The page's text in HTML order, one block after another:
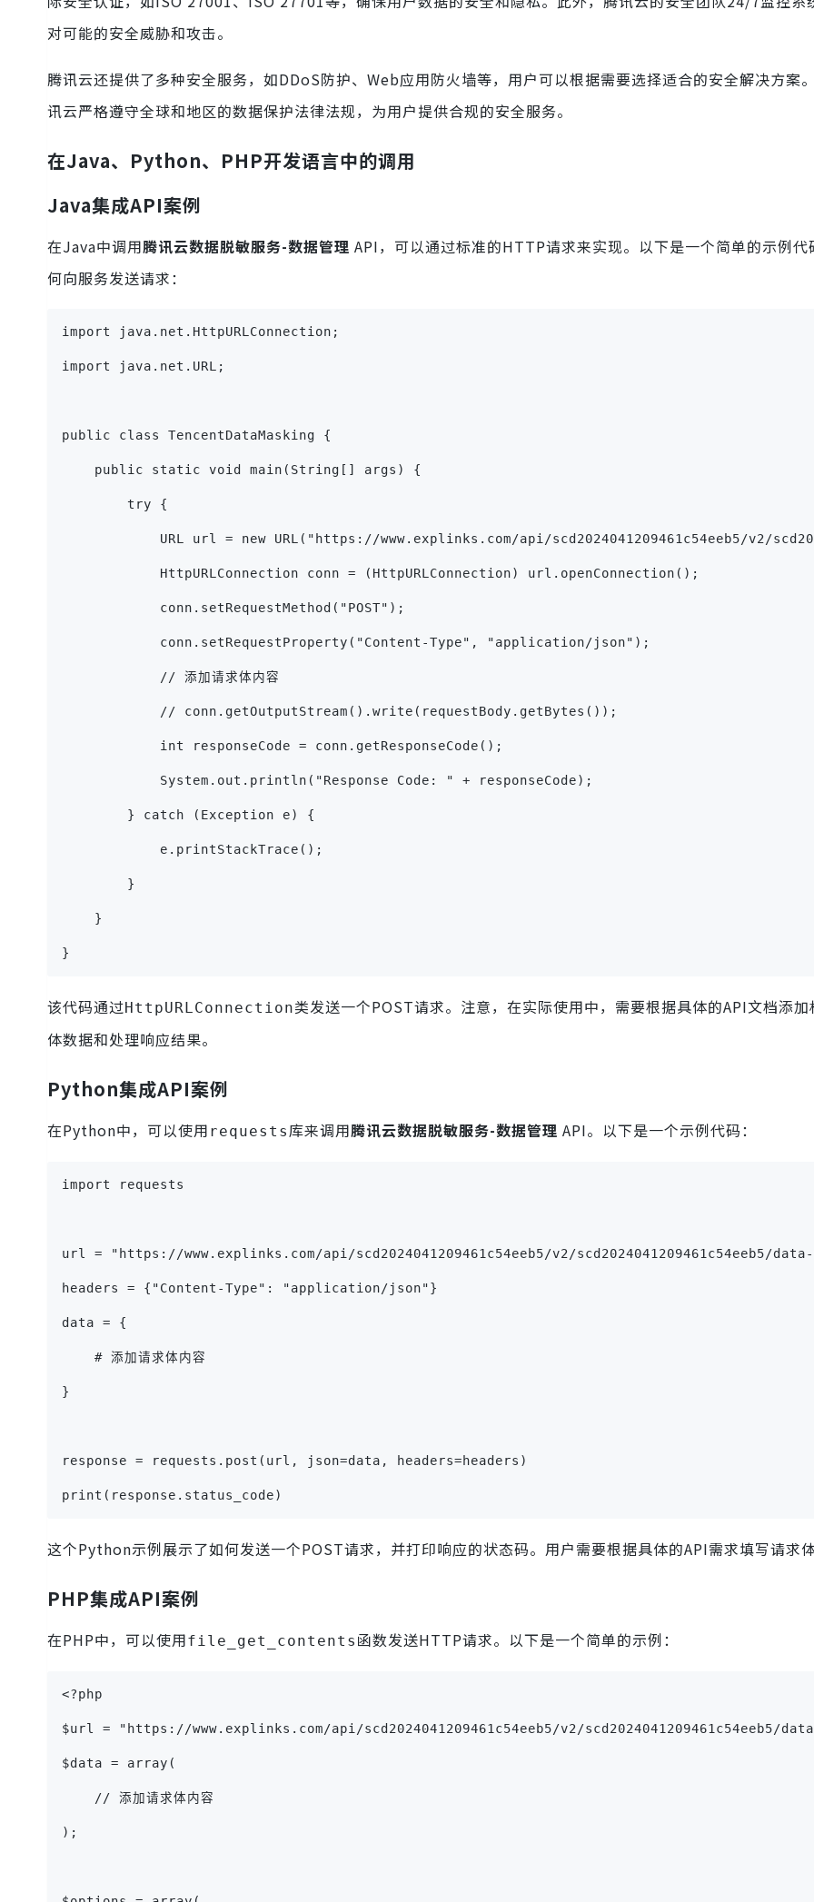
对可能的安全威胁和攻击。
腾讯云还提供了多种安全服务，如DDoS防护、Web应用防火墙等，用户可以根据需要选择适合的安全解决方案
讯云严格遵守全球和地区的数据保护法律法规，为用户提供合规的安全服务。
在Java、Python、PHP开发语言中的调用
Java集成API案例
在Java中调用腾讯云数据脱敏服务-数据管理 API，可以通过标准的HTTP请求来实现。以下是一个简单的示例代
何向服务发送请求：
import java.net.HttpURLConnection;
import java.net.URL;
public class TencentDataMasking {
    public static void main(String[] args) {
        try {
URL url = new URL("https://www.explinks.com/api/scd2024041209461c54eeb5/v2/
            HttpURLConnection conn = (HttpURLConnection) url.openConnection();
            conn.setRequestMethod("POST");
            conn.setRequestProperty("Content-Type", "application/json");
            // 添加请求体内容
            // conn.getOutputStream().write(requestBody.getBytes());
            int responseCode = conn.getResponseCode();
            System.out.println("Response Code: " + responseCode);
        } catch (Exception e) {
            e.printStackTrace();
        }
    }
}
该代码通过HttpURLConnection类发送一个POST请求。注意，在实际使用中，需要根据具体的API文档添加
体数据和处理响应结果。
Python集成API案例
在Python中，可以使用 requests库来调用腾讯云数据脱敏服务-数据管理 API。以下是一个示例代码：
import requests
url = "https://www.explinks.com/api/scd2024041209461c54eeb5/v2/scd2024041209461c54eeb5/data-
headers = {"Content-Type": "application/json"}
data = {
    # 添加请求体内容
}
response = requests.post(url, json=data, headers=headers)
print(response.status_code)
这个Python示例展示了如何发送一个POST请求，并打印响应的状态码。用户需要根据具体的API需求填写请求体
PHP集成API案例
在PHP中，可以使用file_get_contents 函数发送HTTP请求。以下是一个简单的示例：
<?php
$url = "https://www.explinks.com/api/scd2024041209461c54eeb5/v2/scd2024041209461c54eeb5/data-
$data = array(
    // 添加请求体内容
);